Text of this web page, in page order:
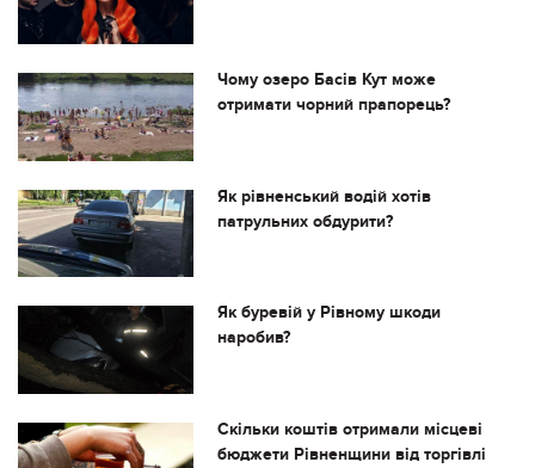
Чому озеро Басів Кут може
отримати чорний прапорець?
Як рівненський водій хотів
патрульних обдурити?
Як буревій у Рівному шкоди
наробив?
Скільки коштів отримали місцеві
бюджети Рівненщини від торгівлі